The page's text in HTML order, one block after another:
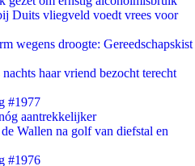
Duits vliegveld voedt vrees voor
wegens droogte: Gereedschapskist
haar vriend bezocht terecht
#1977
aantrekkelijker
Wallen na golf van diefstal en
#1976